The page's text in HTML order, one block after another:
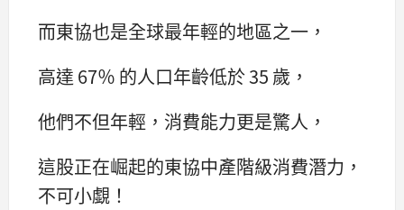
而東協也是全球最年輕的地區之一，
高達 67％ 的人口年齡低於 35 歲，
他們不但年輕，消費能力更是驚人，
這股正在崛起的東協中產階級消費潛力，
不可小覷！